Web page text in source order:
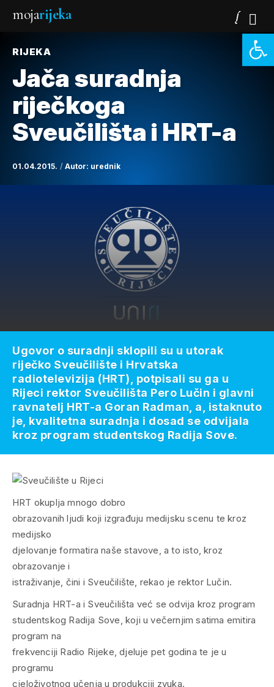
mojarijeka
RIJEKA
Jača suradnja
riječkoga
Sveučilišta i HRT-a
01.04.2015. Autor: urednik
HRT okuplja mnogo dobro
obrazovanih ljudi koji izgrađuju medijsku scenu te kroz
medijsko
djelovanje formatira naše stavove, a to isto, kroz
obrazovanje i
istraživanje, čini i Sveučilište, rekao je rektor Lučin.
Suradnja HRT-a i Sveučilišta već se odvija kroz program
studentskog Radija Sove, koji u večernjim satima emitira
program na
frekvenciji Radio Rijeke, djeluje pet godina te je u
programu
cjeloživotnog učenja u produkciji zvuka.
Ugovor o suradnji sklopili su u utorak
riječko Sveučilište i Hrvatska
radiotelevizija (HRT), potpisali su ga u
Rijeci rektor Sveučilišta Pero Lučin i glavni
ravnatelj HRT-a Goran Radman, a, istaknuto
je, kvalitetna suradnja i dosad se odvijala
kroz program studentskog Radija Sove.